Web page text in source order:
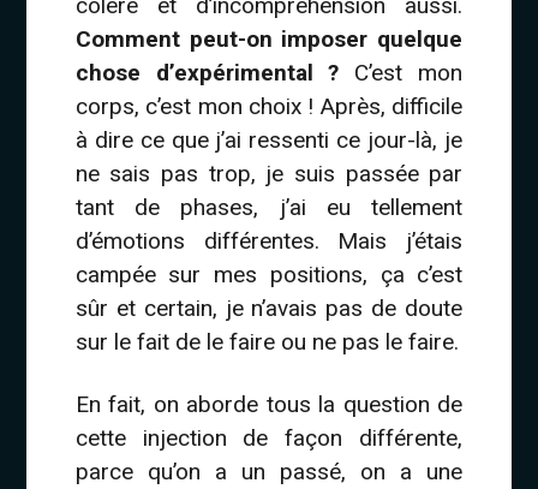
Comment peut-on imposer quelque
chose d’expérimental ? C’est mon
corps, c’est mon choix ! Après, difficile
à dire ce que j’ai ressenti ce jour-là, je
ne sais pas trop, je suis passée par
tant de phases, j’ai eu tellement
d’émotions différentes. Mais j’étais
campée sur mes positions, ça c’est
sûr et certain, je n’avais pas de doute
sur le fait de le faire ou ne pas le faire.
En fait, on aborde tous la question de
cette injection de façon différente,
parce qu’on a un passé, on a une